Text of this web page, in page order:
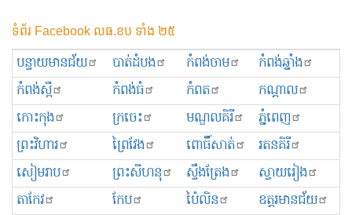
ទំព័រ Facebook លធ.ខប ទាំង ២៥
បន្ទាយមានជ័យ បាត់ដំបង កំពង់ចាម
កំពង់ឆ្នាំង
កំពង់ស្ពឺ
កំពង់ធំ កំពត
កណ្ដាល
កោះកុង
ក្រចេះ មណ្ឌលគិរី
ភ្នំពេញ
ព្រះ​វិហារ
ព្រៃវែង ពោធិ៍សាត់
រតនគិរី
សៀមរាប
ព្រះសីហនុ ស្ទឹងត្រែង
ស្វាយរៀង
តាកែវ
កែប ប៉ៃលិន
ឧត្ដរមានជ័យ